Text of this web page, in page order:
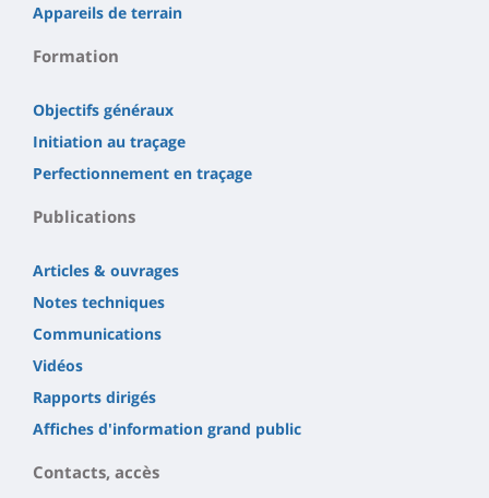
Appareils de terrain
Formation
Objectifs généraux
Initiation au traçage
Perfectionnement en traçage
Publications
Articles & ouvrages
Notes techniques
Communications
Vidéos
Rapports dirigés
Affiches d'information grand public
Contacts, accès